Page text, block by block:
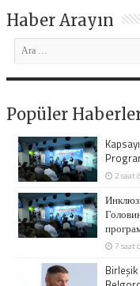
Haber Arayın
Popüler
2 saat
7 saat
Birleşik